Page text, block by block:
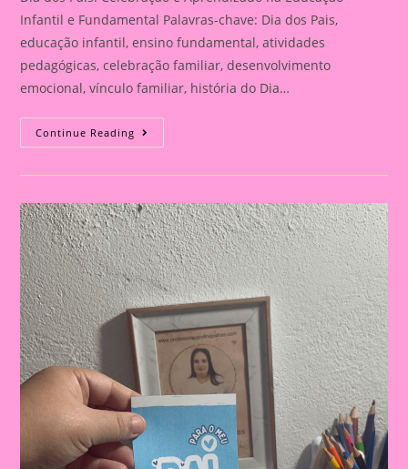
Infantil e Fundamental Palavras-chave: Dia dos Pais,
educação infantil, ensino fundamental, atividades
pedagógicas, celebração familiar, desenvolvimento
emocional, vínculo familiar, história do Dia…
Continue Reading Atividade
Para
Dia
Dia
Dos
Pais:
Celebração
E
Aprendizado
Na
Educação
Infantil
E
Fundamental